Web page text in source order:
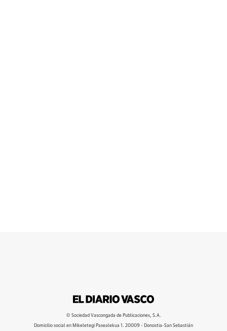
© Sociedad Vascongada de Publicaciones, S.A.
Domicilio social en Mikeletegi Pasealekua 1. 20009 - Donostia-San Sebastián